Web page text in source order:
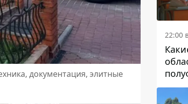
документация, элитные
22:00
2026